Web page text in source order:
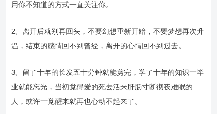
用你不知道的方式一直关注你。
2、离开后就别再回头，不要幻想重新开始，不要梦想再次升
温，结束的感情回不到曾经，离开的心情回不到过去。
3、留了十年的长发五十分钟就能剪完，学了十年的知识一毕
业就能忘光，当初觉得爱的死去活来肝肠寸断彻夜难眠的
人，或许一觉醒来就再也心动不起来了。